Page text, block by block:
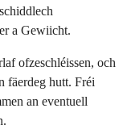
a Gewiicht.
ofzeschléissen, och
fäerdeg hutt. Fréi
an eventuell